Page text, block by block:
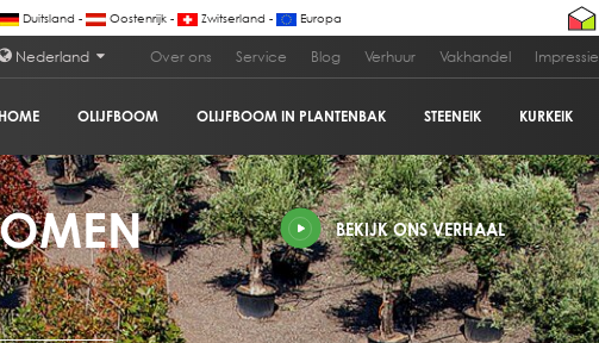
Duitsland - Oostenrijk - Zwitserland - Europa
Nederland Over ons Service Blog Verhuur Vakhandel Impressie
HOME OLIJFBOOM OLIJFBOOM IN PLANTENBAK STEENEIK KURKEIK
BEKIJK ONS VERHAAL